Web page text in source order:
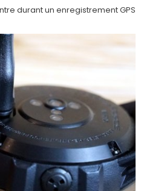
durant un enregistrement GPS